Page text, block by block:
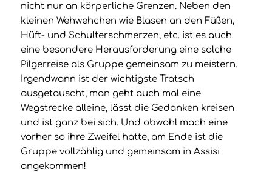
nicht nur an körperliche Grenzen. Neben den
kleinen Wehwehchen wie Blasen an den Füßen,
Hüft- und Schulterschmerzen, etc. ist es auch
eine besondere Herausforderung eine solche
Pilgerreise als Gruppe gemeinsam zu meistern.
Irgendwann ist der wichtigste Tratsch
ausgetauscht, man geht auch mal eine
Wegstrecke alleine, lässt die Gedanken kreisen
und ist ganz bei sich. Und obwohl mach eine
vorher so ihre Zweifel hatte, am Ende ist die
Gruppe vollzählig und gemeinsam in Assisi
angekommen!